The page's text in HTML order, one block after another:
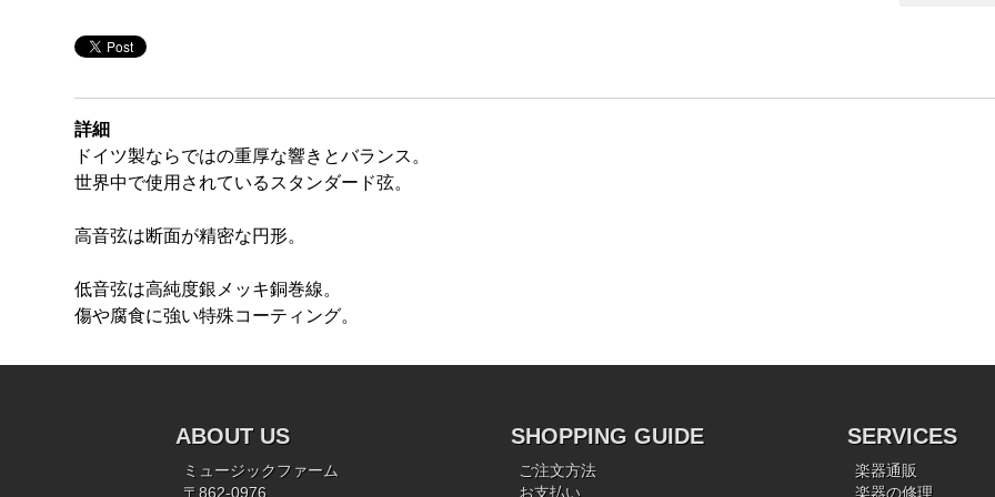
詳細
ドイツ製ならではの重厚な響きとバランス。
世界中で使用されているスタンダード弦。
高音弦は断面が精密な円形。
低音弦は高純度銀メッキ銅巻線。
傷や腐食に強い特殊コーティング。
ABOUT US
ミュージックファーム
〒862-0976
SHOPPING GUIDE
ご注文方法
お支払い
SERVICES
楽器通販
楽器の修理